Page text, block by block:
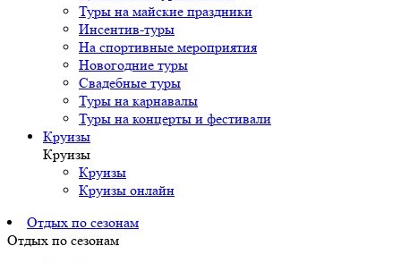
Туры на майские праздники
Инсентив-туры
На спортивные мероприятия
Новогодние туры
Свадебные туры
Туры на карнавалы
Туры на концерты и фестивали
Круизы
Круизы
Круизы
Круизы онлайн
Отдых по сезонам
Отдых по сезонам